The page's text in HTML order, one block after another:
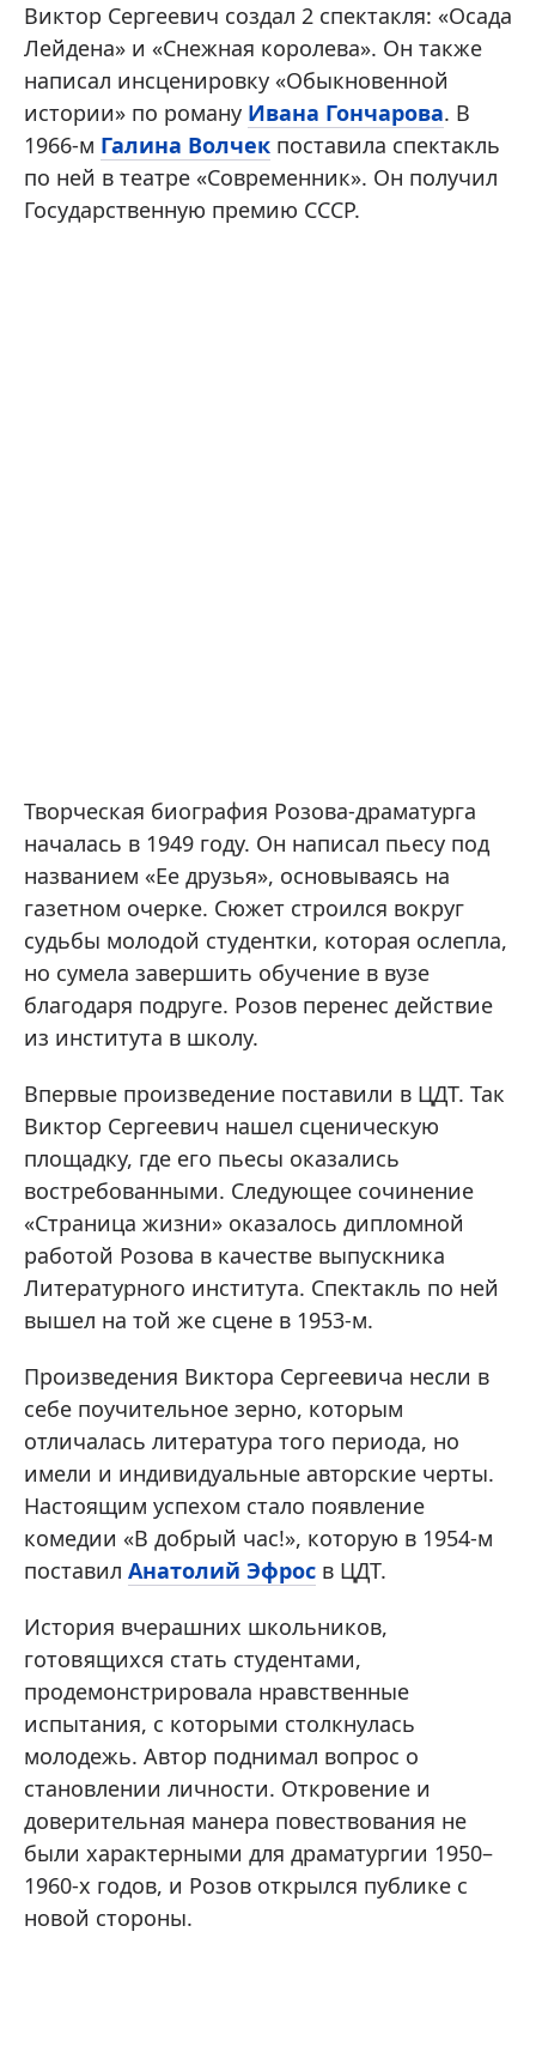
Виктор Сергеевич создал 2 спектакля: «Осада
Лейдена» и «Снежная королева». Он также
написал инсценировку «Обыкновенной
истории» по роману Ивана Гончарова. В
1966-м Галина Волчек поставила спектакль
по ней в театре «Современник». Он получил
Государственную премию СССР.
Творческая биография Розова-драматурга
началась в 1949 году. Он написал пьесу под
названием «Ее друзья», основываясь на
газетном очерке. Сюжет строился вокруг
судьбы молодой студентки, которая ослепла,
но сумела завершить обучение в вузе
благодаря подруге. Розов перенес действие
из института в школу.
Впервые произведение поставили в ЦДТ. Так
Виктор Сергеевич нашел сценическую
площадку, где его пьесы оказались
востребованными. Следующее сочинение
«Страница жизни» оказалось дипломной
работой Розова в качестве выпускника
Литературного института. Спектакль по ней
вышел на той же сцене в 1953-м.
Произведения Виктора Сергеевича несли в
себе поучительное зерно, которым
отличалась литература того периода, но
имели и индивидуальные авторские черты.
Настоящим успехом стало появление
комедии «В добрый час!», которую в 1954-м
поставил Анатолий Эфроc в ЦДТ.
История вчерашних школьников,
готовящихся стать студентами,
продемонстрировала нравственные
испытания, с которыми столкнулась
молодежь. Автор поднимал вопрос о
становлении личности. Откровение и
доверительная манера повествования не
были характерными для драматургии 1950–
1960-х годов, и Розов открылся публике с
новой стороны.